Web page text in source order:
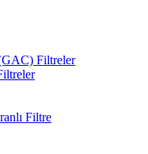
Filtreler
Filtre